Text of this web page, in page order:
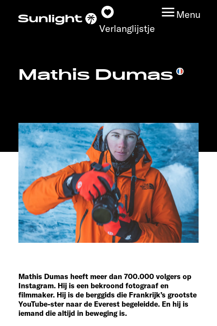
Verlanglijstje
Menu
Modeloverzicht
Vind jouw Sunlight
Vind jouw dealer
Ontdek
Service
Mathis Dumas
Mathis Dumas heeft meer dan 700.000 volgers op
Instagram. Hij is een bekroond fotograaf en
filmmaker. Hij is de berggids die Frankrijk’s grootste
YouTube-ster naar de Everest begeleidde. En hij is
iemand die altijd in beweging is.